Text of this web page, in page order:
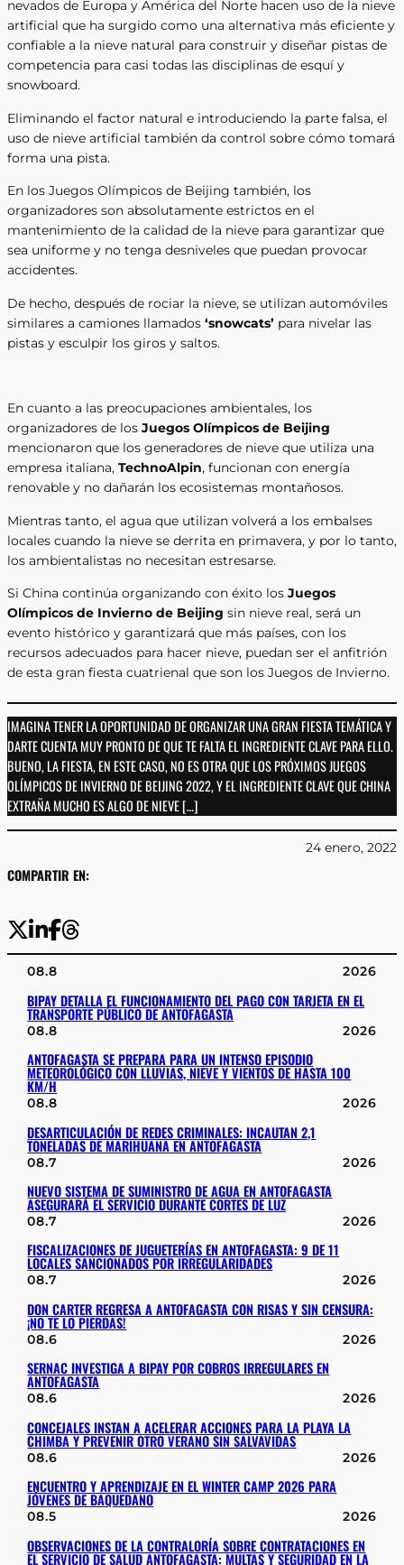
nevados de Europa y América del Norte hacen uso de la nieve
artificial que ha surgido como una alternativa más eficiente y
confiable a la nieve natural para construir y diseñar pistas de
competencia para casi todas las disciplinas de esquí y
snowboard.
Eliminando el factor natural e introduciendo la parte falsa, el
uso de nieve artificial también da control sobre cómo tomará
forma una pista.
En los Juegos Olímpicos de Beijing también, los
organizadores son absolutamente estrictos en el
mantenimiento de la calidad de la nieve para garantizar que
sea uniforme y no tenga desniveles que puedan provocar
accidentes.
De hecho, después de rociar la nieve, se utilizan automóviles
similares a camiones llamados ‘snowcats’ para nivelar las
pistas y esculpir los giros y saltos.
En cuanto a las preocupaciones ambientales, los
organizadores de los Juegos Olímpicos de Beijing
mencionaron que los generadores de nieve que utiliza una
empresa italiana, TechnoAlpin, funcionan con energía
renovable y no dañarán los ecosistemas montañosos.
Mientras tanto, el agua que utilizan volverá a los embalses
locales cuando la nieve se derrita en primavera, y por lo tanto,
los ambientalistas no necesitan estresarse.
Si China continúa organizando con éxito los Juegos
Olímpicos de Invierno de Beijing sin nieve real, será un
evento histórico y garantizará que más países, con los
recursos adecuados para hacer nieve, puedan ser el anfitrión
de esta gran fiesta cuatrienal que son los Juegos de Invierno.
IMAGINA TENER LA OPORTUNIDAD DE ORGANIZAR UNA GRAN FIESTA TEMÁTICA Y
DARTE CUENTA MUY PRONTO DE QUE TE FALTA EL INGREDIENTE CLAVE PARA ELLO.
BUENO, LA FIESTA, EN ESTE CASO, NO ES OTRA QUE LOS PRÓXIMOS JUEGOS
OLÍMPICOS DE INVIERNO DE BEIJING 2022, Y EL INGREDIENTE CLAVE QUE CHINA
EXTRAÑA MUCHO ES ALGO DE NIEVE […]
COMPARTIR EN:
24 enero, 2022
08.8 2026
BIPAY DETALLA EL FUNCIONAMIENTO DEL PAGO CON TARJETA EN EL
TRANSPORTE PÚBLICO DE ANTOFAGASTA
08.8 2026
ANTOFAGASTA SE PREPARA PARA UN INTENSO EPISODIO
METEOROLÓGICO CON LLUVIAS, NIEVE Y VIENTOS DE HASTA 100
KM/H
08.8 2026
DESARTICULACIÓN DE REDES CRIMINALES: INCAUTAN 2,1
TONELADAS DE MARIHUANA EN ANTOFAGASTA
08.7 2026
NUEVO SISTEMA DE SUMINISTRO DE AGUA EN ANTOFAGASTA
ASEGURARÁ EL SERVICIO DURANTE CORTES DE LUZ
08.7 2026
FISCALIZACIONES DE JUGUETERÍAS EN ANTOFAGASTA: 9 DE 11
LOCALES SANCIONADOS POR IRREGULARIDADES
08.7 2026
DON CARTER REGRESA A ANTOFAGASTA CON RISAS Y SIN CENSURA:
¡NO TE LO PIERDAS!
08.6 2026
SERNAC INVESTIGA A BIPAY POR COBROS IRREGULARES EN
ANTOFAGASTA
08.6 2026
CONCEJALES INSTAN A ACELERAR ACCIONES PARA LA PLAYA LA
CHIMBA Y PREVENIR OTRO VERANO SIN SALVAVIDAS
08.6 2026
ENCUENTRO Y APRENDIZAJE EN EL WINTER CAMP 2026 PARA
JÓVENES DE BAQUEDANO
08.5 2026
OBSERVACIONES DE LA CONTRALORÍA SOBRE CONTRATACIONES EN
EL SERVICIO DE SALUD ANTOFAGASTA: MULTAS Y SEGURIDAD EN LA